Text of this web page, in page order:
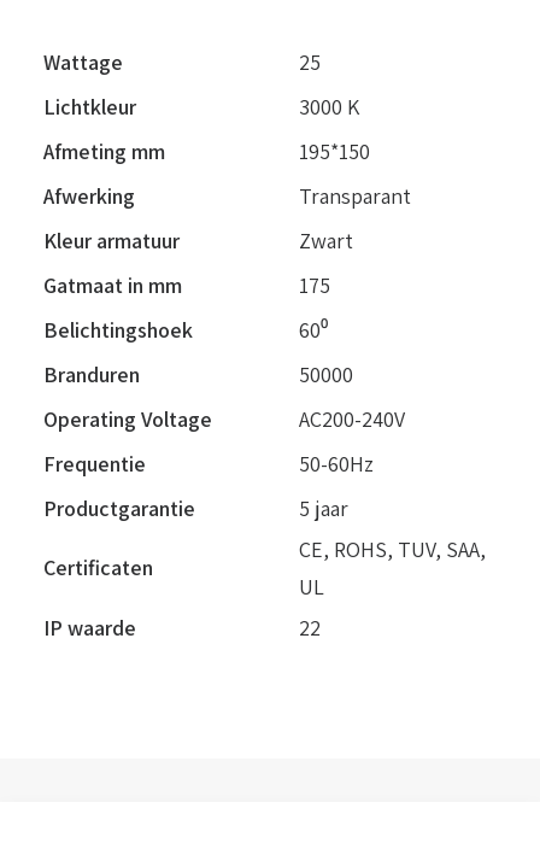
Wattage
25
Lichtkleur
3000 K
Afmeting mm
195*150
Afwerking
Transparant
Kleur armatuur
Zwart
Gatmaat in mm
175
Belichtingshoek
60⁰
Branduren
50000
Operating Voltage
AC200-240V
Frequentie
50-60Hz
Productgarantie
5 jaar
Certificaten
CE, ROHS, TUV, SAA,
UL
IP waarde
22